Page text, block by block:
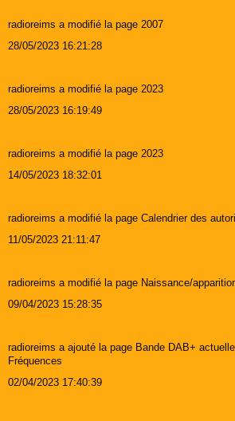
radioreims a modifié la page 2007
28/05/2023 16:21:28
radioreims a modifié la page 2023
28/05/2023 16:19:49
radioreims a modifié la page 2023
14/05/2023 18:32:01
radioreims a modifié la page Calendrier des
11/05/2023 21:11:47
radioreims a modifié la page Naissance/
09/04/2023 15:28:35
radioreims a ajouté la page Bande DAB+
Fréquences
02/04/2023 17:40:39